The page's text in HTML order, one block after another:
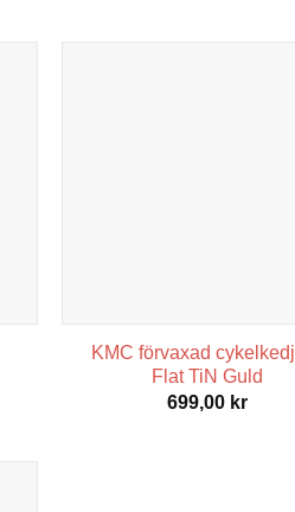
KMC förvaxad
Flat TiN Guld
699,00 kr